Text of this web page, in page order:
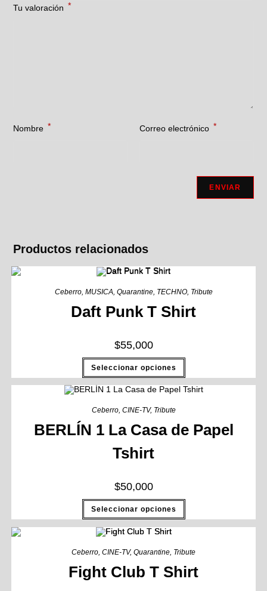
Tu valoración *
Nombre * Correo electrónico *
Productos relacionados
Ceberro, MUSICA Quarantine, TECHNO, Tribute
Daft Punk T Shirt
$55,000
Seleccionar opciones
Ceberro, CINE-TV, Tribute
BERLÍN 1 La Casa de Papel
Tshirt
$50,000
Seleccionar opciones
Ceberro, CINE-TV, Quarantine, Tribute
Fight Club T Shirt